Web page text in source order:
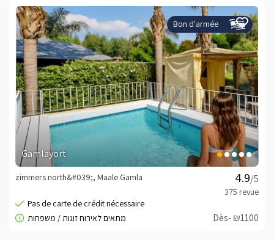
Bon d'armée
Gamlayort
/5
zimmers north&#039;, Maale Gamla
Dès- ₪1100